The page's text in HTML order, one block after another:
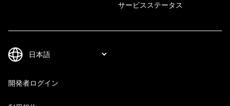
サービスステータス
開発者ログイン